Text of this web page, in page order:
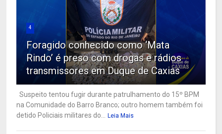
4
Foragido conhecido como ‘Mata
Rindo’ é preso com drogas e rádios
transmissores em Duque de Caxias
Suspeito tentou fugir durante patrulhamento do 15º BPM
na Comunidade do Barro Branco; outro homem também foi
detido Policiais militares do... Leia Mais